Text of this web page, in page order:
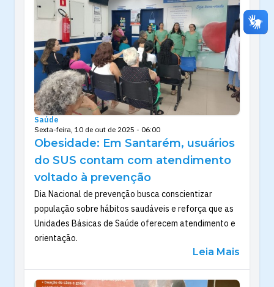
Saúde
Sexta-feira, 10 de out de 2025 - 06:00
Obesidade: Em Santarém, usuários
do SUS contam com atendimento
voltado à prevenção
Dia Nacional de prevenção busca conscientizar
população sobre hábitos saudáveis e reforça que as
Unidades Básicas de Saúde oferecem atendimento e
orientação.
Leia Mais